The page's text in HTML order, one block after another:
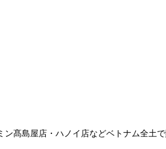
髙島屋店・ハノイ店などベトナム全土で